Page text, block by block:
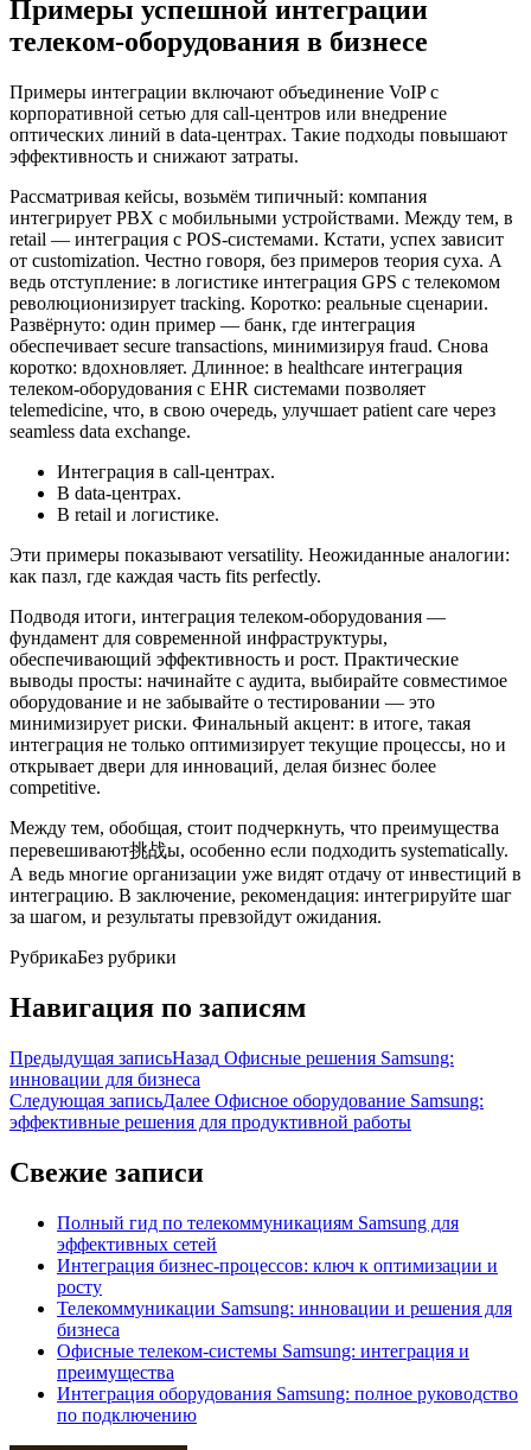
Примеры успешной интеграции
телеком-оборудования в бизнесе
Примеры интеграции включают объединение VoIP с
корпоративной сетью для call-центров или внедрение
оптических линий в data-центрах. Такие подходы повышают
эффективность и снижают затраты.
Рассматривая кейсы, возьмём типичный: компания
интегрирует PBX с мобильными устройствами. Между тем, в
retail — интеграция с POS-системами. Кстати, успех зависит
от customization. Честно говоря, без примеров теория суха. А
ведь отступление: в логистике интеграция GPS с телекомом
революционизирует tracking. Коротко: реальные сценарии.
Развёрнуто: один пример — банк, где интеграция
обеспечивает secure transactions, минимизируя fraud. Снова
коротко: вдохновляет. Длинное: в healthcare интеграция
телеком-оборудования с EHR системами позволяет
telemedicine, что, в свою очередь, улучшает patient care через
seamless data exchange.
Интеграция в call-центрах.
В data-центрах.
В retail и логистике.
Эти примеры показывают versatility. Неожиданные аналогии:
как пазл, где каждая часть fits perfectly.
Подводя итоги, интеграция телеком-оборудования —
фундамент для современной инфраструктуры,
обеспечивающий эффективность и рост. Практические
выводы просты: начинайте с аудита, выбирайте совместимое
оборудование и не забывайте о тестировании — это
минимизирует риски. Финальный акцент: в итоге, такая
интеграция не только оптимизирует текущие процессы, но и
открывает двери для инноваций, делая бизнес более
competitive.
Между тем, обобщая, стоит подчеркнуть, что преимущества
перевешивают挑战ы, особенно если подходить systematically.
А ведь многие организации уже видят отдачу от инвестиций в
интеграцию. В заключение, рекомендация: интегрируйте шаг
за шагом, и результаты превзойдут ожидания.
РубрикаБез рубрики
Навигация по записям
Предыдущая записьНазад Офисные решения Samsung:
инновации для бизнеса
Следующая записьДалее Офисное оборудование Samsung:
эффективные решения для продуктивной работы
Свежие записи
Полный гид по телекоммуникациям Samsung для
эффективных сетей
Интеграция бизнес-процессов: ключ к оптимизации и
росту
Телекоммуникации Samsung: инновации и решения для
бизнеса
Офисные телеком-системы Samsung: интеграция и
преимущества
Интеграция оборудования Samsung: полное руководство
по подключению